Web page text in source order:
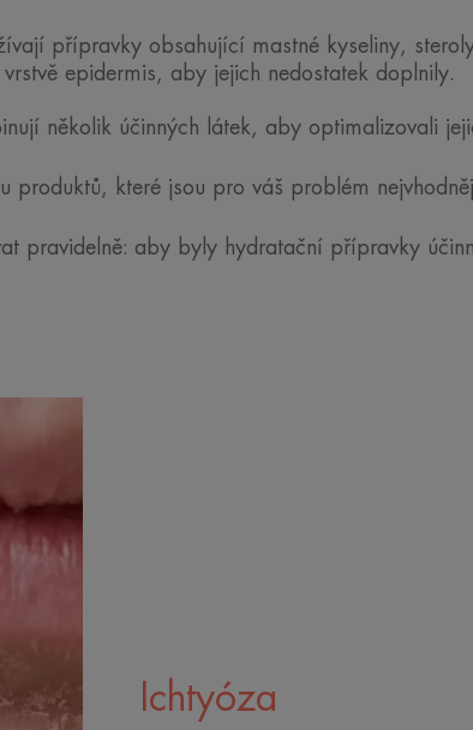
přípravky obsahující mastné kyseliny,
epidermis, aby jejich nedostatek doplnily.
několik účinných látek, aby optimalizovali
které jsou pro váš problém
pravidelně: aby byly hydratační přípravky
Ichtyóza